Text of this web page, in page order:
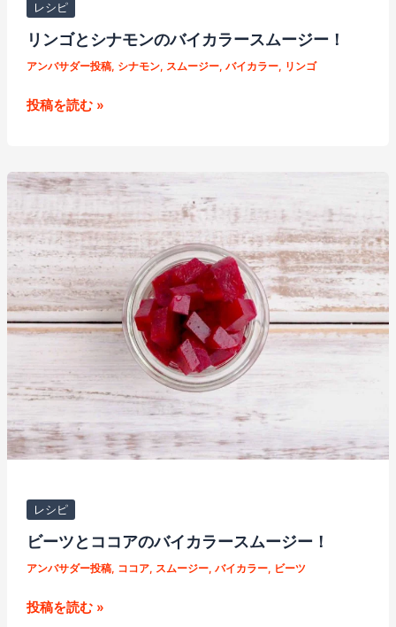
レシピ
リンゴとシナモンのバイカラースムージー！
アンバサダー投稿, シナモン, スムージー, バイカラー, リンゴ
リ
と
シ
ナ
モ
ン
の
バ
イ
ラ
ー
ス
ジ
ー！
投稿を読む »
レシピ
ビーツとココアのバイカラースムージー！
アンバサダー投稿, ココア, スムージー, バイカラー, ビーツ
ビ
投稿を読む »